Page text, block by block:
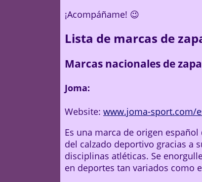
¡Acompáñame! 😉
Lista de marcas de
Marcas nacionales de
Joma:
Website: www.joma-sport.com/
Es una marca de origen
del calzado deportivo gracias a
disciplinas atléticas. Se
en deportes tan variados como